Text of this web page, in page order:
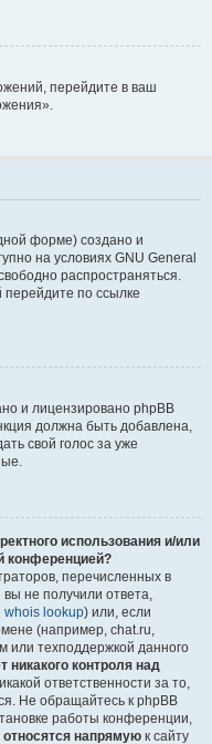
перейдите в ваш
форме) создано и
на условиях GNU General
распространяться.
по ссылке
и лицензировано phpBB
должна быть добавлена,
свой голос за уже
использования и/или
конференцией?
перечисленных в
не получили ответа,
whois lookup) или, если
(например, chat.ru,
или техподдержкой данного
никакого контроля над
ответственности за то,
Не обращайтесь к phpBB
работы конференции,
относятся напрямую к сайту